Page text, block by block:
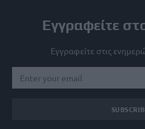
Εγγραφείτε
Εγγραφείτε στις